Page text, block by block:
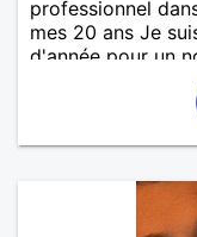
professionnel
mes 20 ans Je
d'année pour un
personne avec
pas aimer ;) Je
avec une pointe